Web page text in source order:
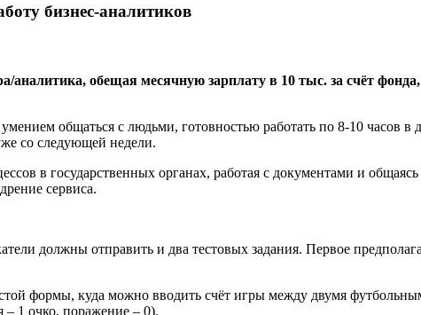
бизнес-аналитиков
аналитика, обещая месячную зарплату в 10 тыс. за счёт
общаться с людьми, готовностью работать по 8-10 часов
со следующей недели.
в государственных органах, работая с документами и
сервиса.
должны отправить и два тестовых задания. Первое
формы, куда можно вводить счёт игры между двумя
– 1 очко, поражение – 0).